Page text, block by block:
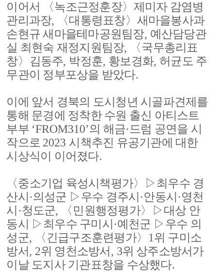
이어서 〈녹조근정훈장〉 제미자 감염병
관리과장, 〈대통령표창〉 새마을봉사과
손현규 새마을테마공원팀장, 예산담당관
실 최현숙 재정지원팀장, 〈국무총리표
창〉 김동주, 박정훈, 황보경화, 허균도 주
무관이 정부포상을 받았다.
이에 앞서 경북의 도시청년 시골파견제를
통해 문경에 정착한 수원 출신 아티스트
부부 ‘FROM310’의 해금·드럼 공연을 시
작으로 2023 시책추진 유공기관에 대한
시상식이 이어졌다.
〈중소기업 육성시책평가〉▷ 최우수 경
산시 ·의성군 ▷ 우수 경주시 ·안동시 ·영천
시 ·청도군, 〈민원행정평가〉▷ 대상 안
동시
▷ 최우수 구미시 ·예천군 ▷ 우수 의
성군, 〈긴급구조훈련평가〉 1위 구미소
방서, 2위 영천소방서 , 3위 상주소방서가
이날 도지사 기관표창을 수상했다.